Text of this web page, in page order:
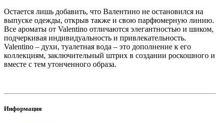
Остается лишь добавить, что Валентино не остановился на
выпуске одежды, открыв также и свою парфюмерную линию.
Все ароматы от Valentino отличаются элегантностью и шиком,
подчеркивая индивидуальность и привлекательность.
Valentino – духи, туалетная вода – это дополнение к его
коллекциям, заключительный штрих в создании роскошного и
вместе с тем утонченного образа.
Информация